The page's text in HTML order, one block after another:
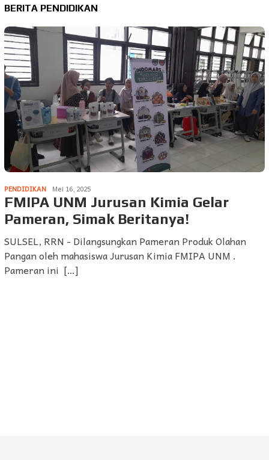
BERITA PENDIDIKAN
PENDIDIKAN Mei 16, 2025
FMIPA UNM Jurusan Kimia Gelar
Pameran, Simak Beritanya!
SULSEL, RRN - Dilangsungkan Pameran Produk Olahan
Pangan oleh mahasiswa Jurusan Kimia FMIPA UNM .
Pameran ini […]